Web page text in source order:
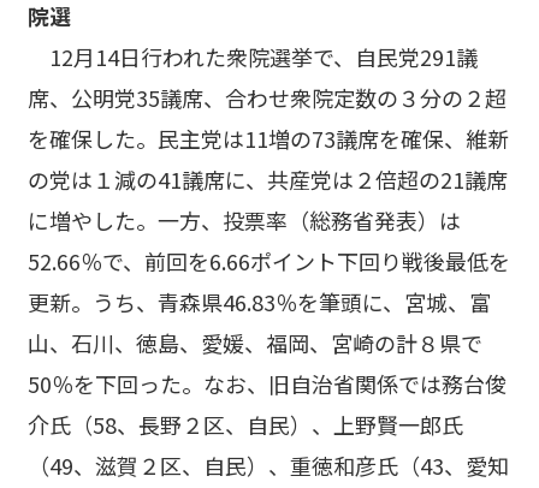
院選
12月14日行われた衆院選挙で、自民党291議
席、公明党35議席、合わせ衆院定数の３分の２超
を確保した。民主党は11増の73議席を確保、維新
の党は１減の41議席に、共産党は２倍超の21議席
に増やした。一方、投票率（総務省発表）は
52.66％で、前回を6.66ポイント下回り戦後最低を
更新。うち、青森県46.83％を筆頭に、宮城、富
山、石川、徳島、愛媛、福岡、宮崎の計８県で
50％を下回った。なお、旧自治省関係では務台俊
介氏（58、長野２区、自民）、上野賢一郎氏
（49、滋賀２区、自民）、重徳和彦氏（43、愛知